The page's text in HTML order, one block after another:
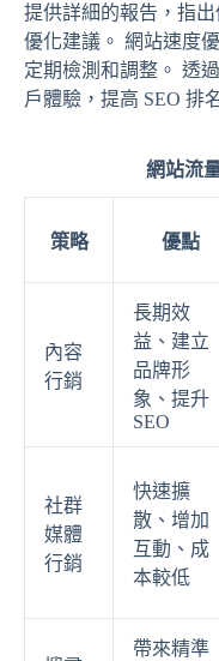
提供詳細的報告，指
優化建議。 網站速度
定期檢測和調整。 透
戶體驗，提高 SEO 排
網站流
策略 優點
內容
行銷
長期效
益、建立
品牌形
象、提升
SEO
社群
媒體
行銷
快速擴
散、增加
互動、成
本較低
帶來精準